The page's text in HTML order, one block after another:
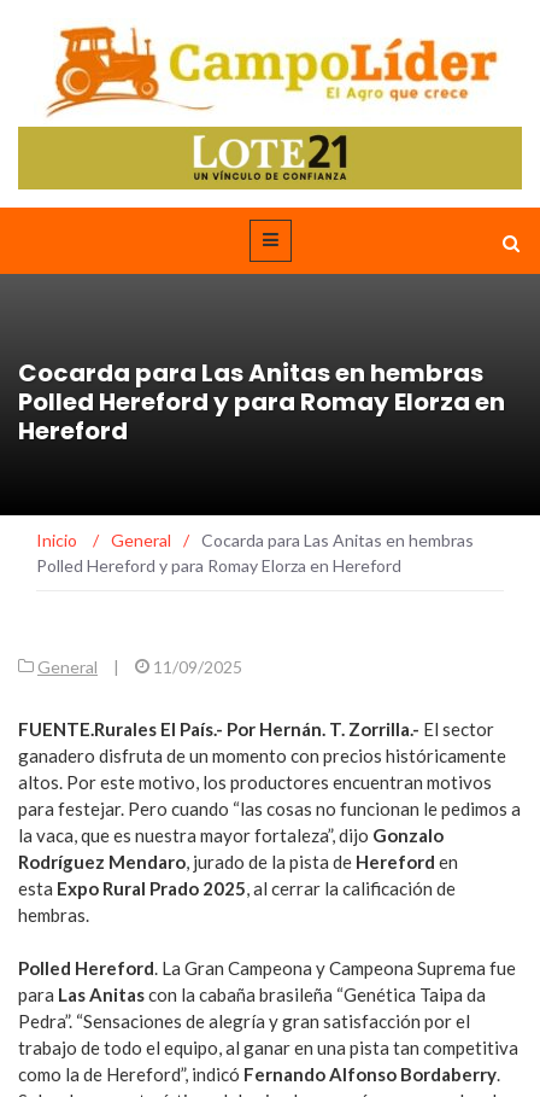
Cocarda para Las Anitas en hembras
Polled Hereford y para Romay Elorza en
Hereford
Inicio / General / Cocarda para Las Anitas en hembras
Polled Hereford y para Romay Elorza en Hereford
General | 11/09/2025
FUENTE.Rurales El País.- Por Hernán. T. Zorrilla.- El sector
ganadero disfruta de un momento con precios históricamente
altos. Por este motivo, los productores encuentran motivos
para festejar. Pero cuando “las cosas no funcionan le pedimos a
la vaca, que es nuestra mayor fortaleza”, dijo Gonzalo
Rodríguez Mendaro, jurado de la pista de Hereford en
esta Expo Rural Prado 2025, al cerrar la calificación de
hembras.
Polled Hereford. La Gran Campeona y Campeona Suprema fue
para Las Anitascon la cabaña brasileña “Genética Taipa da
Pedra”. “Sensaciones de alegría y gran satisfacción por el
trabajo de todo el equipo, al ganar en una pista tan competitiva
como la de Hereford”, indicó Fernando Alfonso Bordaberry.